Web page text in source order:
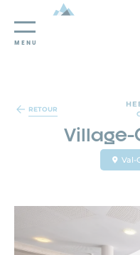
Panneau de gestion des cookies
MENU
RETOUR
Village-
Val-